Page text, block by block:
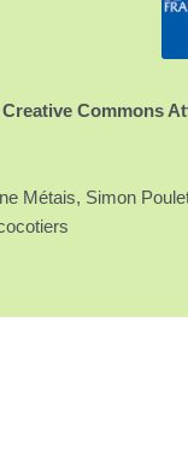
Commons
Métais, Simon